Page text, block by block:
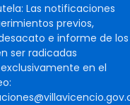
Las notificaciones
previos,
e informe de los
ser radicadas
en el